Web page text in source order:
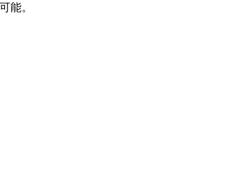
能。